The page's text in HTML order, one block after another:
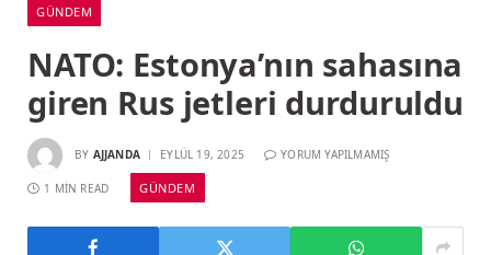
GÜNDEM
NATO: Estonya’nın sahasına
giren Rus jetleri durduruldu
BY AJJANDA EYLÜL 19, 2025 YORUM YAPILMAMIŞ
1 MIN READ GÜNDEM